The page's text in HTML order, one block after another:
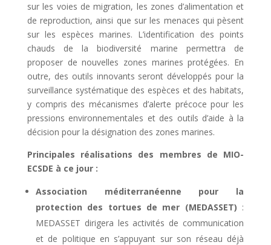
sur les voies de migration, les zones d’alimentation et
de reproduction, ainsi que sur les menaces qui pèsent
sur les espèces marines. L’identification des points
chauds de la biodiversité marine permettra de
proposer de nouvelles zones marines protégées. En
outre, des outils innovants seront développés pour la
surveillance systématique des espèces et des habitats,
y compris des mécanismes d’alerte précoce pour les
pressions environnementales et des outils d’aide à la
décision pour la désignation des zones marines.
Principales réalisations des membres de MIO-
ECSDE à ce jour :
Association méditerranéenne pour la
protection des tortues de mer (MEDASSET) :
MEDASSET dirigera les activités de communication
et de politique en s’appuyant sur son réseau déjà